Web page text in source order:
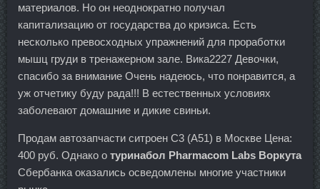
материалов. Но он неоднократно получал
капитализацию от государства до кризиса. Есть
несколько превосходных упражнений для проработки
мышц груди в тренажерном зале. Вика2227 Девочки,
спасибо за внимание Очень надеюсь, что понравится, а
уж отчетику буду рада!!! В естественных условиях
заболевают домашние и дикие свиньи.
Продам автозапчасти ситроен С3 (А51) в Москве Цена:
400 руб. Однако о туринабол Pharmacom Labs Воркута
Сбербанка оказались осведомлены многие участники